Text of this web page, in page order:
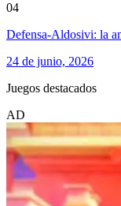
04
Defensa-Aldosivi: la
24 de junio, 2026
Juegos destacados
AD